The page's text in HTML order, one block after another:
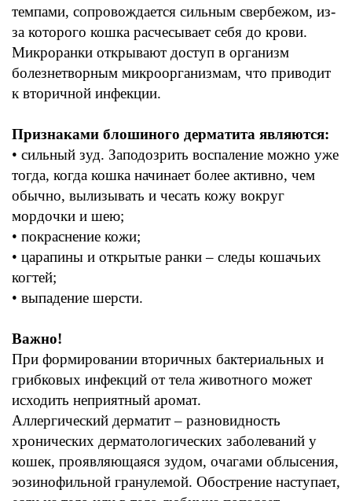
темпами, сопровождается сильным свербежом, из-
за которого кошка расчесывает себя до крови.
Микроранки открывают доступ в организм
болезнетворным микроорганизмам, что приводит
к вторичной инфекции.
Признаками блошиного дерматита являются:
• сильный зуд. Заподозрить воспаление можно уже
тогда, когда кошка начинает более активно, чем
обычно, вылизывать и чесать кожу вокруг
мордочки и шею;
• покраснение кожи;
• царапины и открытые ранки – следы кошачьих
когтей;
• выпадение шерсти.
Важно!
При формировании вторичных бактериальных и
грибковых инфекций от тела животного может
исходить неприятный аромат.
Аллергический дерматит– разновидность
хронических дерматологических заболеваний у
кошек, проявляющаяся зудом, очагами облысения,
эозинофильной гранулемой. Обострение наступает,